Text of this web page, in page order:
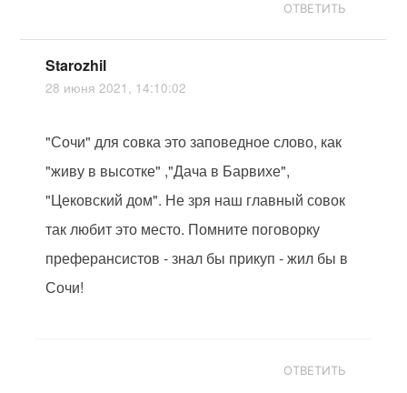
ОТВЕТИТЬ
Starozhil
28 июня 2021, 14:10:02
"Сочи" для совка это заповедное слово, как
"живу в высотке" ,"Дача в Барвихе",
"Цековский дом". Не зря наш главный совок
так любит это место. Помните поговорку
преферансистов - знал бы прикуп - жил бы в
Сочи!
ОТВЕТИТЬ